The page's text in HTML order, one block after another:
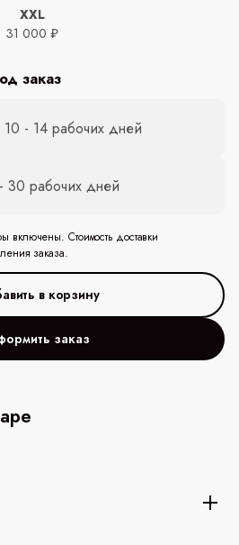
XXL
31 000 ₽
заказ
- 14 рабочих дней
30 рабочих дней
включены. Стоимость доставки
заказа.
заказ